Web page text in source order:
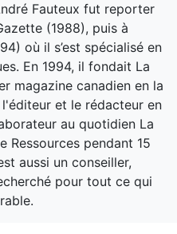
Fauteux fut reporter
(1988), puis à
où il s’est spécialisé en
En 1994, il fondait La
magazine canadien en la
et le rédacteur en
au quotidien La
Ressources pendant 15
aussi un conseiller,
pour tout ce qui